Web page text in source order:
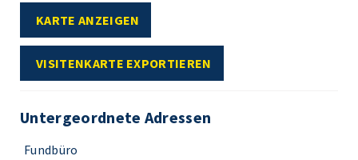
KARTE ANZEIGEN
VISITENKARTE EXPORTIEREN
Untergeordnete Adressen
Fundbüro